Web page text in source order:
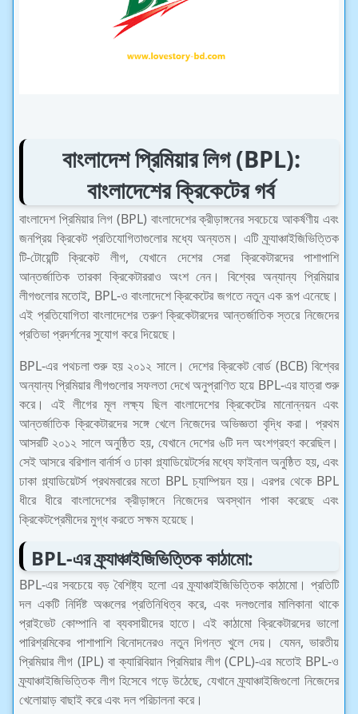
বাংলাদেশ প্রিমিয়ার লিগ (BPL):
বাংলাদেশের ক্রিকেটের গর্ব
বাংলাদেশ প্রিমিয়ার লিগ (BPL) বাংলাদেশের ক্রীড়াঙ্গনের সবচেয়ে আকর্ষণীয় এবং
জনপ্রিয় ক্রিকেট প্রতিযোগিতাগুলোর মধ্যে অন্যতম। এটি ফ্র্যাঞ্চাইজিভিত্তিক
টি-টোয়েন্টি ক্রিকেট লীগ, যেখানে দেশের সেরা ক্রিকেটারদের পাশাপাশি
আন্তর্জাতিক তারকা ক্রিকেটাররাও অংশ নেন। বিশ্বের অন্যান্য প্রিমিয়ার
লীগগুলোর মতোই, BPL-ও বাংলাদেশে ক্রিকেটের জগতে নতুন এক রূপ এনেছে।
এই প্রতিযোগিতা বাংলাদেশের তরুণ ক্রিকেটারদের আন্তর্জাতিক স্তরে নিজেদের
প্রতিভা প্রদর্শনের সুযোগ করে দিয়েছে।
BPL-এর পথচলা শুরু হয় ২০১২ সালে। দেশের ক্রিকেট বোর্ড (BCB) বিশ্বের
অন্যান্য প্রিমিয়ার লীগগুলোর সফলতা দেখে অনুপ্রাণিত হয়ে BPL-এর যাত্রা শুরু
করে। এই লীগের মূল লক্ষ্য ছিল বাংলাদেশের ক্রিকেটের মানোন্নয়ন এবং
আন্তর্জাতিক ক্রিকেটারদের সঙ্গে খেলে নিজেদের অভিজ্ঞতা বৃদ্ধি করা। প্রথম
আসরটি ২০১২ সালে অনুষ্ঠিত হয়, যেখানে দেশের ৬টি দল অংশগ্রহণ করেছিল।
সেই আসরে বরিশাল বার্নার্স ও ঢাকা গ্ল্যাডিয়েটর্সের মধ্যে ফাইনাল অনুষ্ঠিত হয়, এবং
ঢাকা গ্ল্যাডিয়েটর্স প্রথমবারের মতো BPL চ্যাম্পিয়ন হয়। এরপর থেকে BPL
ধীরে ধীরে বাংলাদেশের ক্রীড়াঙ্গনে নিজেদের অবস্থান পাকা করেছে এবং
ক্রিকেটপ্রেমীদের মুগ্ধ করতে সক্ষম হয়েছে।
BPL-এর ফ্র্যাঞ্চাইজিভিত্তিক কাঠামো:
BPL-এর সবচেয়ে বড় বৈশিষ্ট্য হলো এর ফ্র্যাঞ্চাইজিভিত্তিক কাঠামো। প্রতিটি
দল একটি নির্দিষ্ট অঞ্চলের প্রতিনিধিত্ব করে, এবং দলগুলোর মালিকানা থাকে
প্রাইভেট কোম্পানি বা ব্যবসায়ীদের হাতে। এই কাঠামো ক্রিকেটারদের ভালো
পারিশ্রমিকের পাশাপাশি বিনোদনেরও নতুন দিগন্ত খুলে দেয়। যেমন, ভারতীয়
প্রিমিয়ার লীগ (IPL) বা ক্যারিবিয়ান প্রিমিয়ার লীগ (CPL)-এর মতোই BPL-ও
ফ্র্যাঞ্চাইজিভিত্তিক লীগ হিসেবে গড়ে উঠেছে, যেখানে ফ্র্যাঞ্চাইজিগুলো নিজেদের
খেলোয়াড় বাছাই করে এবং দল পরিচালনা করে।